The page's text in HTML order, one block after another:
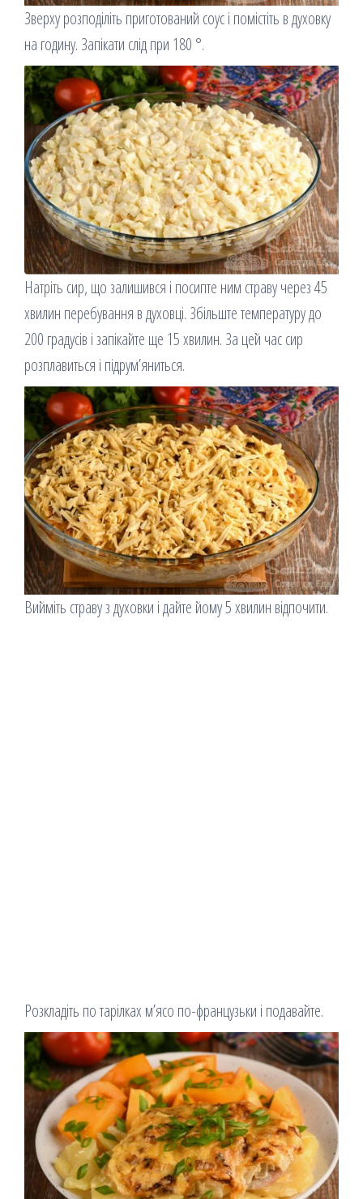
Зверху розподіліть приготований соус і помістіть в духовку
на годину. Запікати слід при 180 °.
Натріть сир, що залишився і посипте ним страву через 45
хвилин перебування в духовці. Збільште температуру до
200 градусів і запікайте ще 15 хвилин. За цей час сир
розплавиться і підрум’яниться.
Вийміть страву з духовки і дайте йому 5 хвилин відпочити.
Розкладіть по тарілках м’ясо по-французьки і подавайте.